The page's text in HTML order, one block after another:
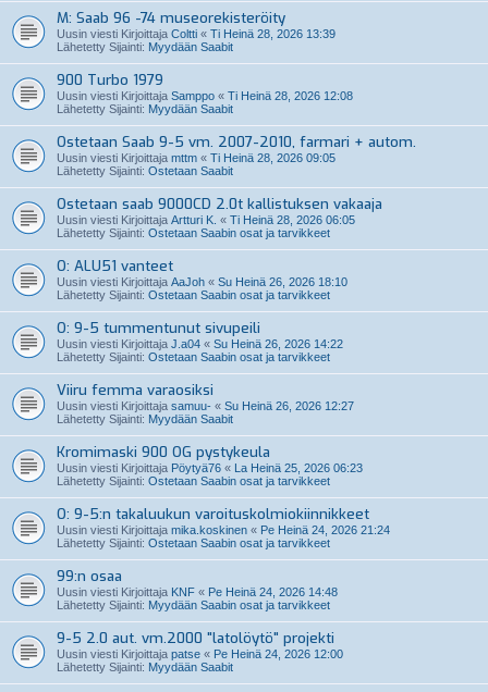
M: Saab 96 -74 museorekisteröity
Uusin viesti Kirjoittaja Coltti « Ti Heinä 28, 2026 13:39
Lähetetty Sijainti: Myydään Saabit
900 Turbo 1979
Uusin viesti Kirjoittaja Samppo « Ti Heinä 28, 2026 12:08
Lähetetty Sijainti: Myydään Saabit
Ostetaan Saab 9-5 vm. 2007-2010, farmari + autom.
Uusin viesti Kirjoittaja mttm « Ti Heinä 28, 2026 09:05
Lähetetty Sijainti: Ostetaan Saabit
Ostetaan saab 9000CD 2.0t kallistuksen vakaaja
Uusin viesti Kirjoittaja Artturi K. « Ti Heinä 28, 2026 06:05
Lähetetty Sijainti: Ostetaan Saabin osat ja tarvikkeet
O: ALU51 vanteet
Uusin viesti Kirjoittaja AaJoh « Su Heinä 26, 2026 18:10
Lähetetty Sijainti: Ostetaan Saabin osat ja tarvikkeet
O: 9-5 tummentunut sivupeili
Uusin viesti Kirjoittaja J.a04 « Su Heinä 26, 2026 14:22
Lähetetty Sijainti: Ostetaan Saabin osat ja tarvikkeet
Viiru femma varaosiksi
Uusin viesti Kirjoittaja samuu- « Su Heinä 26, 2026 12:27
Lähetetty Sijainti: Myydään Saabit
Kromimaski 900 OG pystykeula
Uusin viesti Kirjoittaja Pöytyä76 « La Heinä 25, 2026 06:23
Lähetetty Sijainti: Ostetaan Saabin osat ja tarvikkeet
O: 9-5:n takaluukun varoituskolmiokiinnikkeet
Uusin viesti Kirjoittaja mika.koskinen « Pe Heinä 24, 2026 21:24
Lähetetty Sijainti: Ostetaan Saabin osat ja tarvikkeet
99:n osaa
Uusin viesti Kirjoittaja KNF « Pe Heinä 24, 2026 14:48
Lähetetty Sijainti: Myydään Saabin osat ja tarvikkeet
9-5 2.0 aut. vm.2000 "latolöytö" projekti
Uusin viesti Kirjoittaja patse « Pe Heinä 24, 2026 12:00
Lähetetty Sijainti: Myydään Saabit